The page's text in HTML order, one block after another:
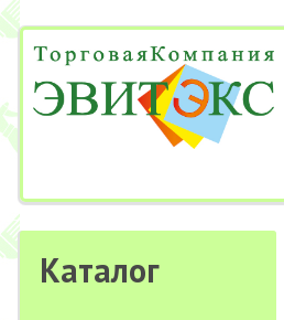
Каталог